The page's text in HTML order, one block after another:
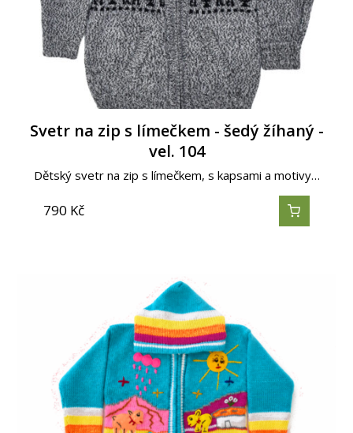
Svetr na zip s límečkem - šedý žíhaný -
vel. 104
Dětský svetr na zip s límečkem, s kapsami a motivy…
790 Kč